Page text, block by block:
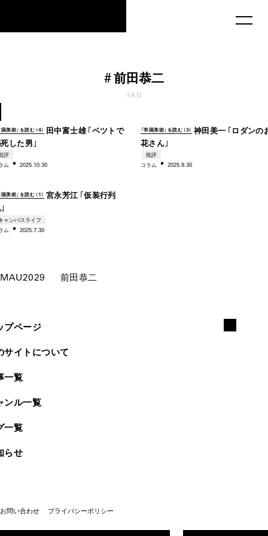
#前田恭二
TAG
国美術」を読む（4）
田中富士雄「ベツトで
した男」
評
ム
2025.10.30
「帝国美術」を読む（3）
神田美一「ロダンの
花さん」
批評
コラム
2025.9.30
国美術」を読む（1）
宮永芳江「仮装行列
ャンパスライフ
ム
2025.7.30
MAU2029 前田恭二
プページ
サイトについて
一覧
ンル一覧
一覧
らせ
お問い合わせ プライバシーポリシー